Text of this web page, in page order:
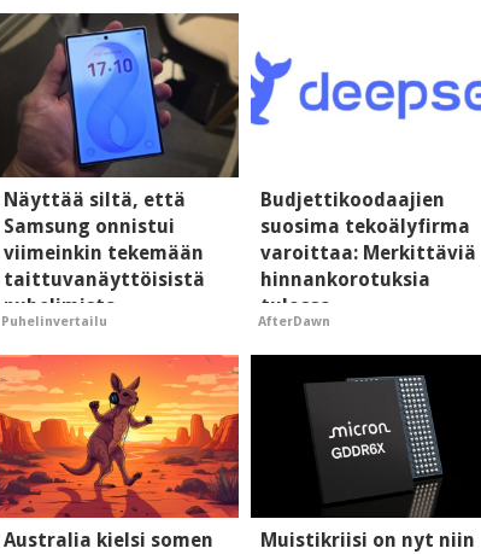
Näyttää siltä, että
Samsung onnistui
viimeinkin tekemään
taittuvanäyttöisistä
puhelimista
supersuosittuja
Puhelinvertailu
Budjettikoodaajien
suosima tekoälyfirma
varoittaa: Merkittäviä
hinnankorotuksia
tulossa
AfterDawn
Australia kielsi somen
Muistikriisi on nyt niin